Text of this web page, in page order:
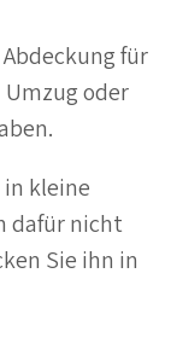
für
oder
in kleine
dafür nicht
Sie ihn in